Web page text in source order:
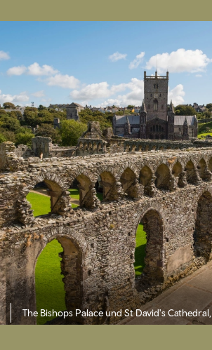
The Bishops Palace und St David's